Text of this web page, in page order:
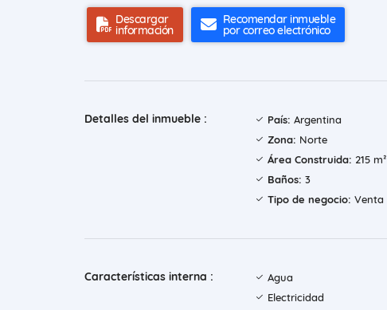
Descargar
información
Recomendar inmueble
por correo electrónico
Detalles del inmueble : País: Argentina
Zona: Norte
Área Construida: 215 m²
Baños: 3
Tipo de negocio: Venta
Características interna : Agua
Electricidad